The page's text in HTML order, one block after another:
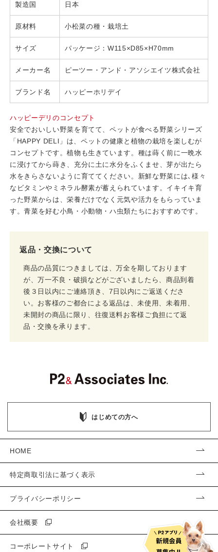
製造国 日本
原材料 小松菜の種・栽培土
サイズ パッケージ：W115×D85×H70mm
メーカー名 ピーツー・アンド・アソシエイツ株式会社
ブランド名 ハッピーホリデイ
ハッピーデリのコンセプト
安全でおいしい野菜を育てて、ペットが食べる野菜シリーズ
「HAPPY DELI」は、ペットの健康と植物の栽培を楽しむが
コンセプトです。植物も生きています。種は蒔く前に一晩水
に浸けてから蒔き、充分に土に水分をふくませ、芽が出たら
水をきらさないように育ててください。新鮮な野菜には､様々
なビタミンやミネラル酵素が蓄えられています。イキイキ育
った野菜からは、栄養だけでなく元気や活力をもらっていま
す。青菜を好む小鳥・小動物・ハ虫類たちにおすすめです。
返品・交換について
商品の品質につきましては、万全を期しております
が、万一不良・破損などがございましたら、商品到着
後３日以内にご連絡頂き、7日以内にご返送くださ
い。お客様のご都合による返品は、未使用、未着用、
未開封の商品に限り、往復送料お客様ご負担にて返
品・交換を承ります。
はじめての方へ
HOME
特定商取引法に基づく表示
プライバシーポリシー
会社概要
コーポレートサイト